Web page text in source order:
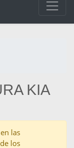
KIA
las
los